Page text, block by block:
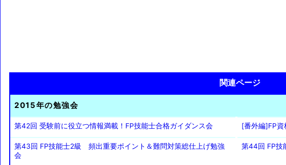
関連ページ
2015年の勉強会
第42回 受験前に役立つ情報満載！FP技能士合格ガイダンス会 [番外編]FP資
第43回 FP技能士2級 頻出重要ポイント＆難問対策総仕上げ勉強
会
第44回 FP技